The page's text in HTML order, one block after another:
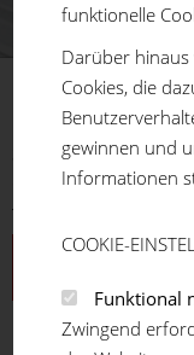
SYSTEME
Sie sind hier:Home
Gelenke
Gelenke
Profilreihe 16
funktionelle
Darüber hinaus
Cookies, die
gewinnen und
Informationen
COOKIE-
Funktional
Zwingend